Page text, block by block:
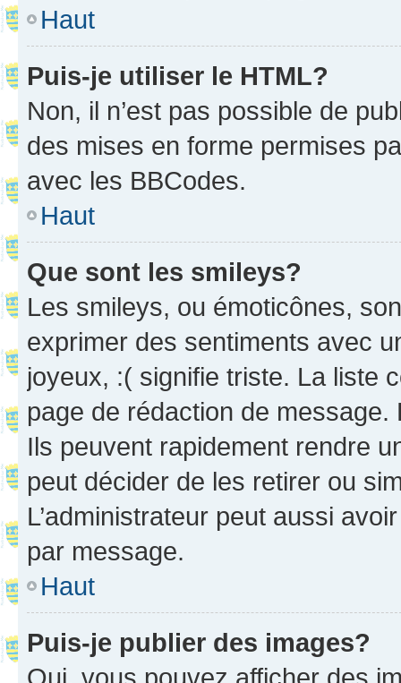
Haut
Puis-je utiliser le HTML?
Non, il n’est pas possible de
des mises en forme permises
avec les BBCodes.
Haut
Que sont les smileys?
Les smileys, ou émoticônes,
exprimer des sentiments avec
joyeux, :( signifie triste. La liste
page de rédaction de
Ils peuvent rapidement rendre
peut décider de les retirer ou
L’administrateur peut aussi
par message.
Haut
Puis-je publier des images?
Oui, vous pouvez afficher des